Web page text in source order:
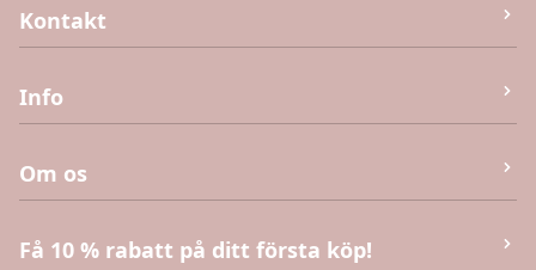
Kontakt
Humlebæk Strandvej 40 (Ej returvara – se köpvillkor),
E-post:
Info
Om os
Köpvillkor
Få 10 % rabatt på ditt första köp!